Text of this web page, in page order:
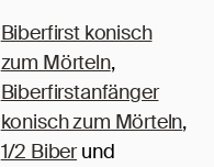
Biberfirst konisch
zum Mörteln,
Biberfirstanfänger
konisch zum Mörteln,
1/2 Biberund